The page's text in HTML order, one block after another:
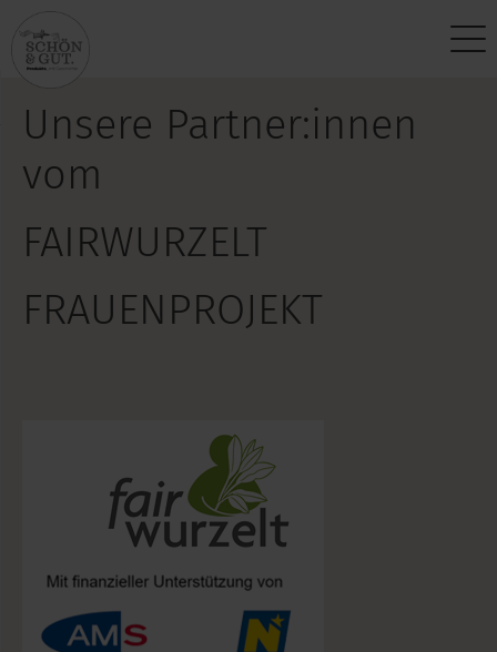
Unsere Partner:innen
vom
FAIRWURZELT
FRAUENPROJEKT
Standort
Newsletter